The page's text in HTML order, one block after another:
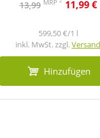
13,99 MRP 11,99 €
599,50 €/1 l
inkl. MwSt. zzgl.Versand
Hinzufügen